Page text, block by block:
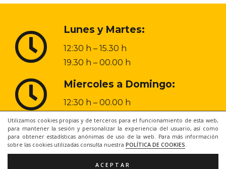
Utilizamos cookies propias y de terceros para el funcionamiento de esta web,
para mantener la sesión y personalizar la experiencia del usuario, así como
para obtener estadísticas anónimas de uso de la web. Para más información
sobre las cookies utilizadas consulta nuestra POLÍTICA DE COOKIES.
ACEPTAR
Lunes y Martes:
12:30 h – 15.30 h
19.30 h – 00.00 h
Miercoles a Domingo:
12:30 h – 00.00 h
968 20 48 31